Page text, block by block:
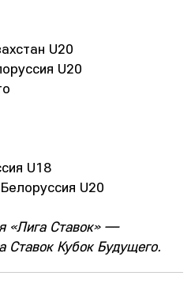
U20
U20
U18
U20
«Лига Ставок» —
Ставок Кубок Будущего.